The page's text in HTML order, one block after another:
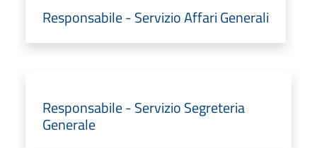
Responsabile - Servizio Affari Generali
Responsabile - Servizio Segreteria
Generale